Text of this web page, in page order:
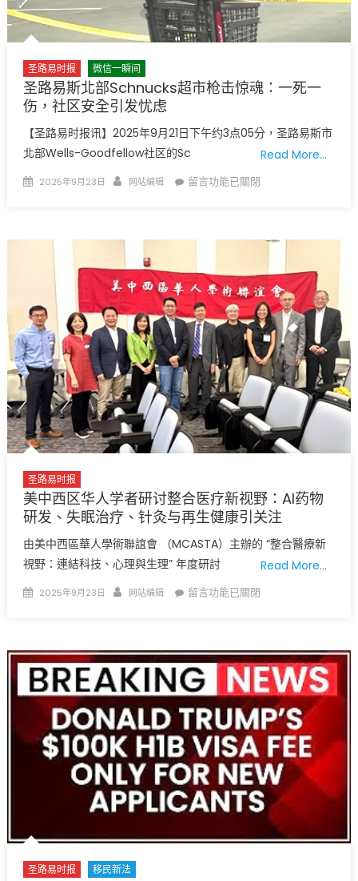
园
风
声
疫
代
行
业
圣路易时报 微信一瞬间
圣路易斯北部Schnucks超市枪击惊魂：一死一
伤，社区安全引发忧虑
【圣路易时报讯】2025年9月21日下午约3点05分，圣路易斯市
北部Wells-Goodfellow社区的Sc
Read More…
Posted
2025年9月23日 Author
网站编辑
在
北
部
Schnucks
超
市
枪
击
惊
魂：
一
死
伤，
社
安
全
引
中
留言功能已關閉
圣路易时报
美中西区华人学者研讨整合医疗新视野：AI药物
研发、失眠治疗、针灸与再生健康引关注
由美中西區華人學術聯誼會 （MCASTA）主辦的 “​​整合醫療新
視野​​：連結科技、心理與生理​” 年度研討
Read More…
Posted
2025年9月23日 Author
网站编辑
在
区
华
人
者
研
讨
整
合
疗
留言功能已關閉
圣路易时报 移民新法